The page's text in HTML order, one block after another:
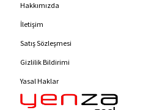
Hakkımızda
İletişim
Satış Sözleşmesi
Gizlilik Bildirimi
Yasal Haklar